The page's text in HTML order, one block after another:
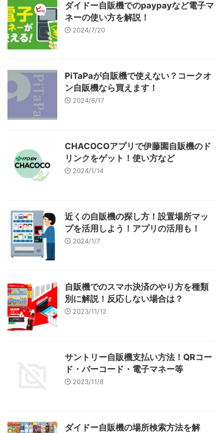
ダイドー自販機でのpaypayなど電子マ
ネーの使い方を解説！
2024/7/20
PiTaPaが自販機で使えない？コークオ
ン自販機なら買えます！
2024/6/17
CHACOCOアプリで伊藤園自販機のド
リンクをゲット！使い方など
2024/1/14
近くの自販機の探し方！設置場所マッ
プを活用しよう！アプリの活用も！
2024/1/7
自販機でのスマホ決済のやり方を種類
別に解説！反応しない場合は？
2023/11/12
サントリー自販機支払い方法！QRコー
ド・バーコード・電子マネー等
2023/11/8
ダイドー自販機の場所検索方法を解